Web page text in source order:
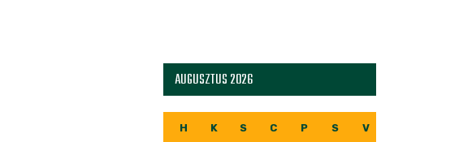
AUGUSZTUS 2026
H K S C P S V